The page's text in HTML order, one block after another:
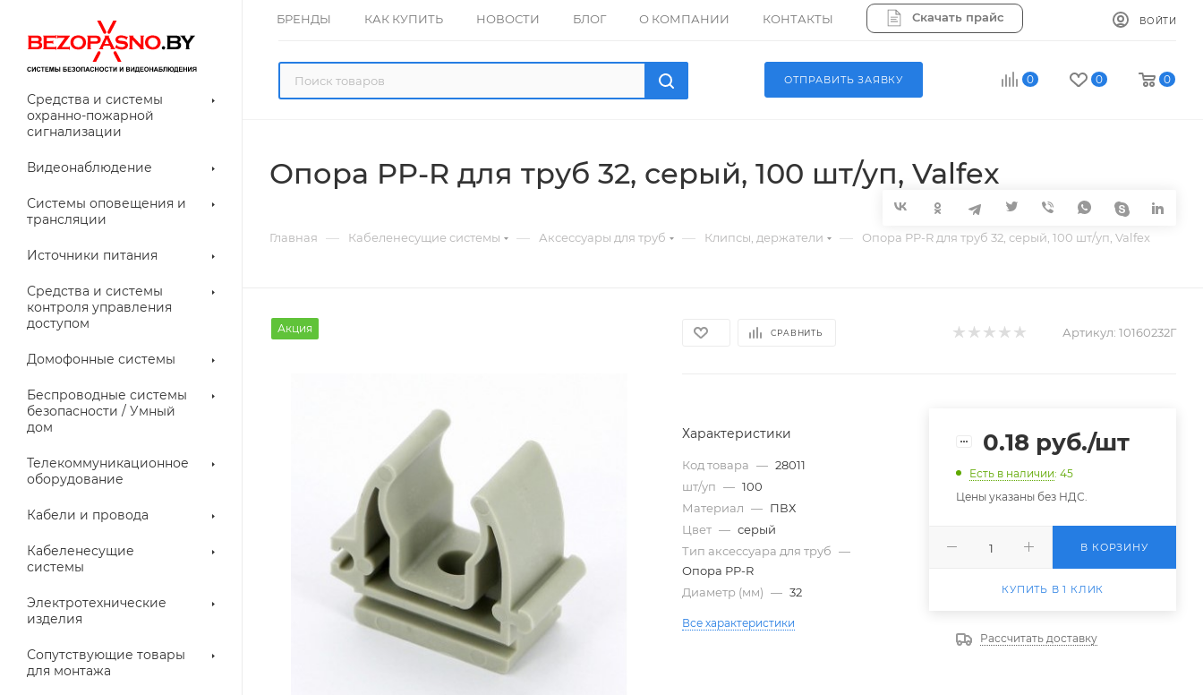
БРЕНДЫ КАК КУПИТЬ НОВОСТИ БЛОГ О КОМПАНИИ КОНТАКТЫ Скачать прайс ВОЙТИ
0 0 0
ОТПРАВИТЬ ЗАЯВКУ
Средства и системы
охранно-пожарной
сигнализации
Видеонаблюдение
для
Системы оповещения и
трансляции
указатели (табло)
Источники питания
Средства и системы
контроля управления
доступом
Домофонные системы
Беспроводные системы
безопасности / Умный
дом
Телекоммуникационное
оборудование
Кабели и провода
Кабеленесущие
системы
Трубы
электротехнические
Электротехнические
изделия
Сопутствующие товары
для монтажа
Опора PP-R для труб 32, серый, 100 шт/уп, Valfex
Главная — Кабеленесущие системы — Аксессуары для труб — Клипсы, держатели — Опора PP-R для труб 32, серый, 100 шт/уп, Valfex
Акция СРАВНИТЬ Артикул: 10160232Г
Характеристики
Код товара — 28011
шт/уп — 100
Материал — ПВХ
Цвет — серый
Тип аксессуара для труб —
Опора PP-R
Диаметр (мм) — 32
Все характеристики
0.18 руб./шт
Есть в наличии: 45
Цены указаны без НДС.
В КОРЗИНУ
КУПИТЬ В 1 КЛИК
Рассчитать доставку